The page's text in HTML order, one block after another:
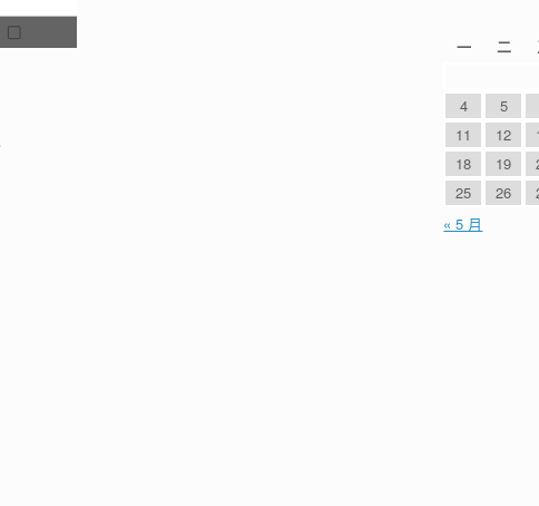
一
二
4
5
11
12
18
19
25
26
« 5 月